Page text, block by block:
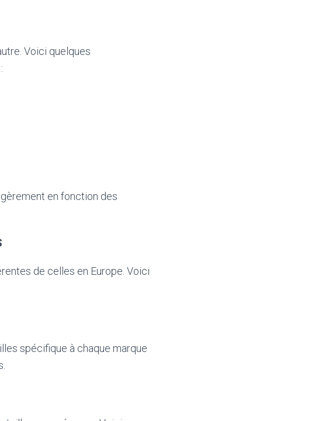
Voici quelques
en fonction des
de celles en Europe. Voici
spécifique à chaque marque